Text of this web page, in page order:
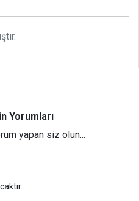
Yorumları
yapan siz olun...